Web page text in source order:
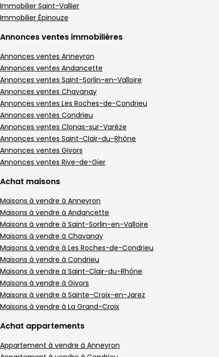
Immobilier Saint-Vallier
Immobilier Épinouze
Annonces ventes immobilières
Annonces ventes Anneyron
Annonces ventes Andancette
Annonces ventes Saint-Sorlin-en-Valloire
Annonces ventes Chavanay
Annonces ventes Les Roches-de-Condrieu
Annonces ventes Condrieu
Annonces ventes Clonas-sur-Varèze
Annonces ventes Saint-Clair-du-Rhône
Annonces ventes Givors
Annonces ventes Rive-de-Gier
Achat maisons
Maisons à vendre à Anneyron
Maisons à vendre à Andancette
Maisons à vendre à Saint-Sorlin-en-Valloire
Maisons à vendre à Chavanay
Maisons à vendre à Les Roches-de-Condrieu
Maisons à vendre à Condrieu
Maisons à vendre à Saint-Clair-du-Rhône
Maisons à vendre à Givors
Maisons à vendre à Sainte-Croix-en-Jarez
Maisons à vendre à La Grand-Croix
Achat appartements
Appartement à vendre à Anneyron